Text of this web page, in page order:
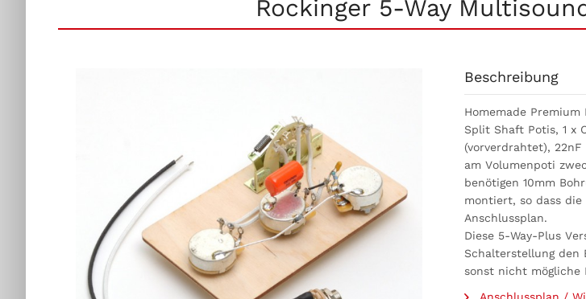
Rockinger 5-Way
Beschreibung
Homemade
Split Shaft Potis, 1 x
(vorverdrahtet),
am Volumenpoti
benötigen 10mm
montiert, so dass die
Anschlussplan.
Diese 5-Way-Plus
Schalterstellung den
sonst nicht mögliche